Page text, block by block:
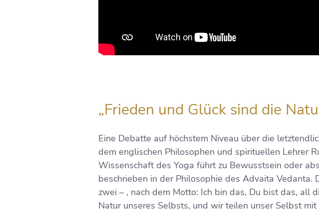
„Frieden und Glück sind die
​Eine Debatte auf höchstem Niveau über die
dem englischen Philosophen und spirituellen Lehrer
Wissenschaft des Yoga führt zu Bewusstsein oder
beschrieben in der Philosophie des Advaita
zwei – , nach dem Motto: Ich bin das, Du bist das, all
Natur unseres Selbsts, und wir teilen unser Selbst